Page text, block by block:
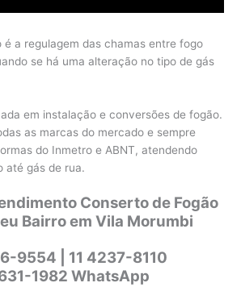
é a regulagem das chamas entre fogo
se há uma alteração no tipo de gás
em instalação e conversões de fogão.
as marcas do mercado e sempre
do Inmetro e ABNT, atendendo
até gás de rua.
Conserto de Fogão
Bairro em Vila Morumbi
9554 | 11 4237-8110
1982 WhatsApp